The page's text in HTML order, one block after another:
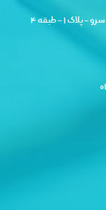
تهران - بلوار کشاورز - ابتدای جمالزاده شمالی - کوچه سرو - پلاک ۱ - طبقه ۴